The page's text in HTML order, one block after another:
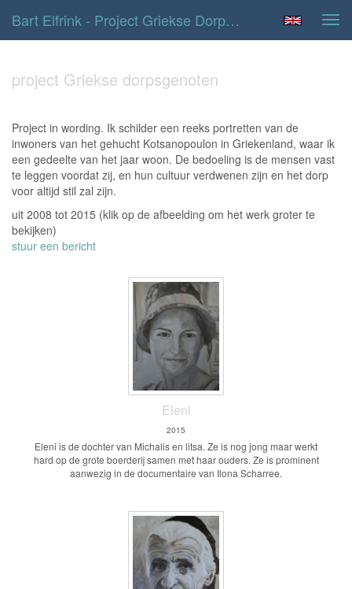
Bart Elfrink - Project Griekse Dorpsgenoten
project Griekse dorpsgenoten
Project in wording. Ik schilder een reeks portretten van de
inwoners van het gehucht Kotsanopoulon in Griekenland, waar ik
een gedeelte van het jaar woon. De bedoeling is de mensen vast
te leggen voordat zij, en hun cultuur verdwenen zijn en het dorp
voor altijd stil zal zijn.
uit 2008 tot 2015 (klik op de afbeelding om het werk groter te
bekijken)
stuur een bericht
Eleni
2015
Eleni is de dochter van Michalis en litsa. Ze is nog jong maar werkt
hard op de grote boerderij samen met haar ouders. Ze is prominent
aanwezig in de documentaire van Ilona Scharree.